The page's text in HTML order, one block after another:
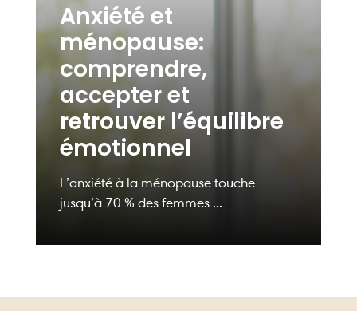
Anxiété et
ménopause:
comprendre,
accepter et
retrouver l’équilibre
émotionnel
L’anxiété à la ménopause touche
jusqu’à 70 % des femmes ...